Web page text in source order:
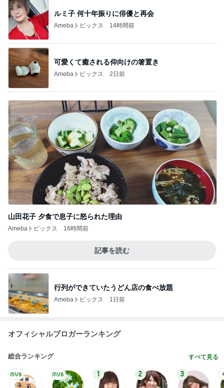
ルミ子 何十年振りに俳優と再会
Amebaトピックス 14時間前
可愛くて癒される仰向けの箸置き
Amebaトピックス 2日前
山田花子 夕食で息子に怒られた理由
Amebaトピックス 16時間前
記事を読む
行列ができていたうどん店の食べ放題
Amebaトピックス 1日前
オフィシャルブロガーランキング
総合ランキング すべて見る
1 2 3